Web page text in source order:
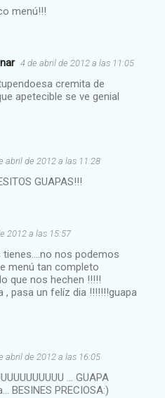
menú!!!
4 de abril de 2012 a las 11:05
cremita de
apetecible se ve genial
abril de 2012 a las 11:28
GUAPAS!!!
2012 a las 15:57
nos podemos
menú tan completo
que nos hechen !!!!!
, pasa un felíz dia !!!!!!!guapa
abril de 2012 a las 16:05
... GUAPA
BESINES PRECIOSA:)